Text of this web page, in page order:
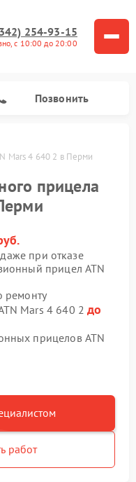
254-93-15
с 10:00 до 20:00
Позвонить
Mars 4 640 2 в Перми
прицела
даже при отказе
прицел ATN
ремонту
Mars 4 640 2до
прицелов ATN
работ